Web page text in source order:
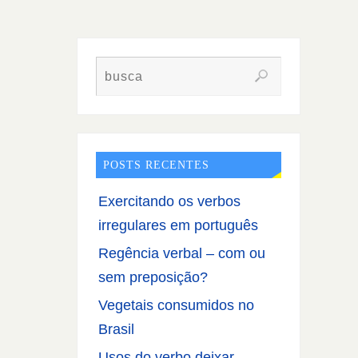
POSTS RECENTES
Exercitando os verbos
irregulares em português
Regência verbal – com ou
sem preposição?
Vegetais consumidos no
Brasil